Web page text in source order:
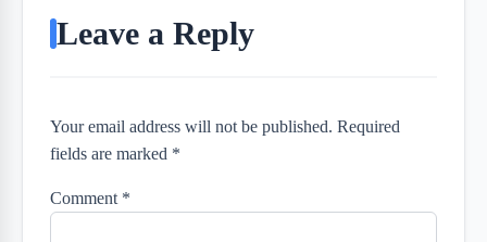
Leave a Reply
Your email address will not be published. Required
fields are marked *
Comment *